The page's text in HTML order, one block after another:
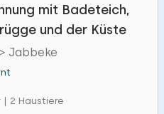
mit Badeteich,
und der Küste
Jabbeke
| 2 Haustiere